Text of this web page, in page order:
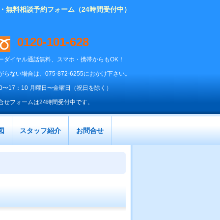
無料相談予約フォーム（24時間受付中）
0120-101-628
ダイヤル通話無料、スマホ・携帯からもOK！
らない場合は、075-872-6255におかけ下さい。
〜17：10 月曜日〜金曜日（祝日を除く）
せフォームは24時間受付中です。
スタッフ紹介 お問合せ